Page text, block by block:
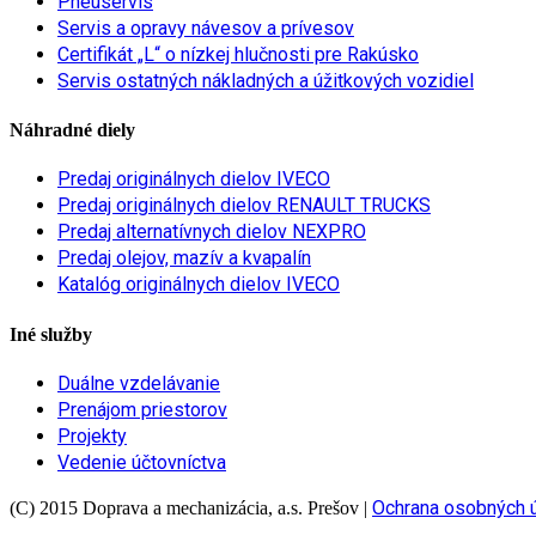
Servis a opravy návesov a prívesov
Certifikát „L“ o nízkej hlučnosti pre Rakúsko
Servis ostatných nákladných a úžitkových vozidiel
Náhradné diely
Predaj originálnych dielov IVECO
Predaj originálnych dielov RENAULT TRUCKS
Predaj alternatívnych dielov NEXPRO
Predaj olejov, mazív a kvapalín
Katalóg originálnych dielov IVECO
Iné služby
Duálne vzdelávanie
Prenájom priestorov
Projekty
Vedenie účtovníctva
(C) 2015 Doprava a mechanizácia, a.s. Prešov | Ochrana osobných